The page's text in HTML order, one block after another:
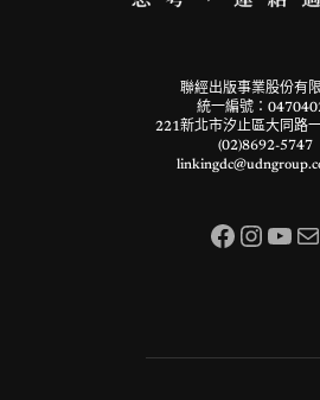
聯經出版事業股份有
統一編號：
221新北市汐止區大同路
(02)8692-5747
Facebook InstagramYouTube 電子郵件